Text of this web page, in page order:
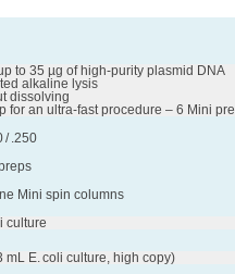
to 35 µg of high-purity plasmid DNA
alkaline lysis
dissolving
for an ultra-fast procedure – 6 Mini
/ .250
Mini spin columns
culture
μg 	(3 mL E. coli culture, high copy)